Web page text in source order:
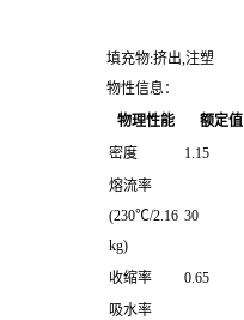
填充物:挤出,注塑
物性信息：
物理性能
额定值
密度
1.15
熔流率
(230℃/2.16
kg)
30
收缩率 0.65
吸水率